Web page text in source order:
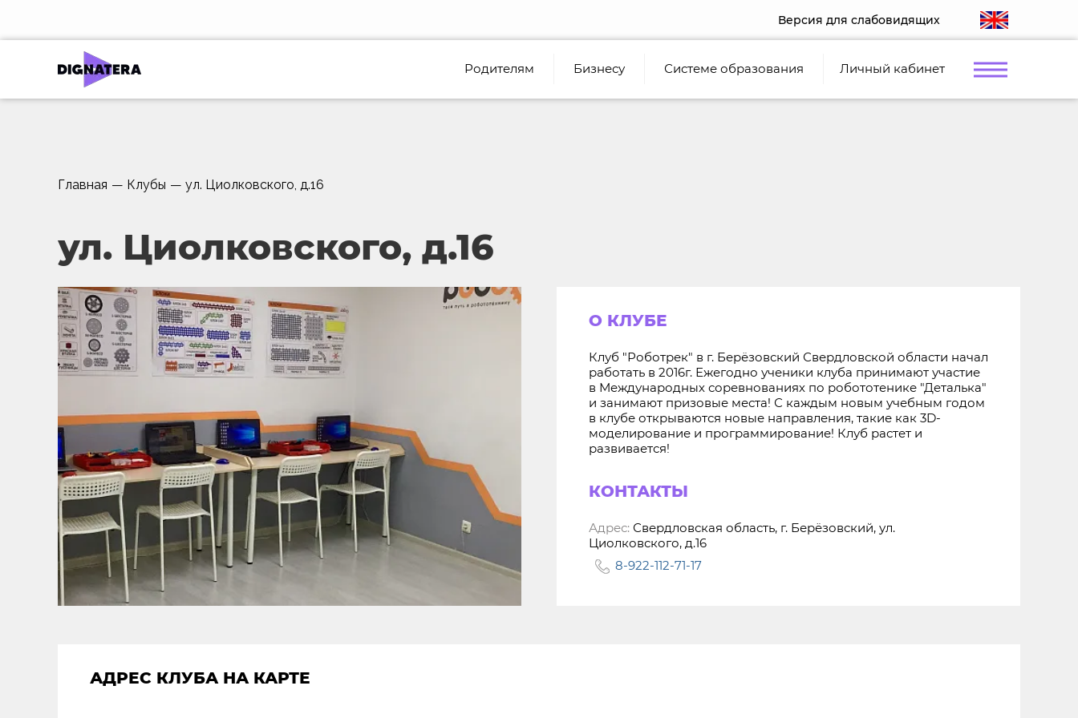
Версия для слабовидящих
Родителям Бизнесу Системе образования Личный кабинет
Главная — Клубы — ул. Циолковского, д.16
ул. Циолковского, д.16
О КЛУБЕ
Клуб "Роботрек" в г. Берёзовский Свердловской области начал
работать в 2016г. Ежегодно ученики клуба принимают участие
в Международных соревнованиях по робототенике "Деталька"
и занимают призовые места! С каждым новым учебным годом
в клубе открываются новые направления, такие как 3D-
моделирование и программирование! Клуб растет и
развивается!
КОНТАКТЫ
Адрес: Свердловская область, г. Берёзовский, ул.
Циолковского, д.16
8-922-112-71-17
АДРЕС КЛУБА НА КАРТЕ